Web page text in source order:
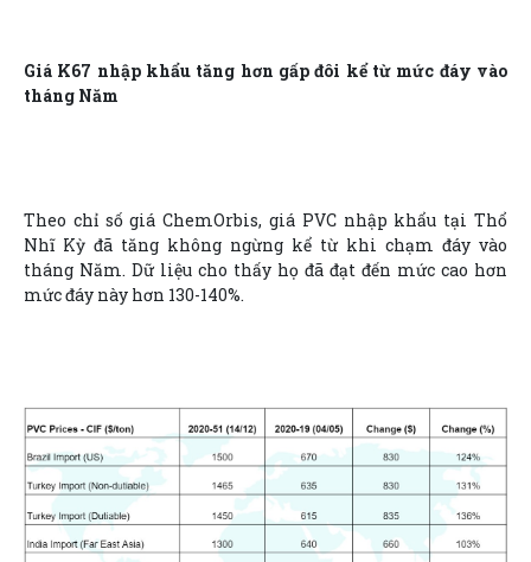
Giá K67 nhập khẩu tăng hơn gấp đôi kể từ mức đáy vào
tháng Năm
Theo chỉ số giá ChemOrbis, giá PVC nhập khẩu tại Thổ
Nhĩ Kỳ đã tăng không ngừng kể từ khi chạm đáy vào
tháng Năm. Dữ liệu cho thấy họ đã đạt đến mức cao hơn
mức đáy này hơn 130-140%.